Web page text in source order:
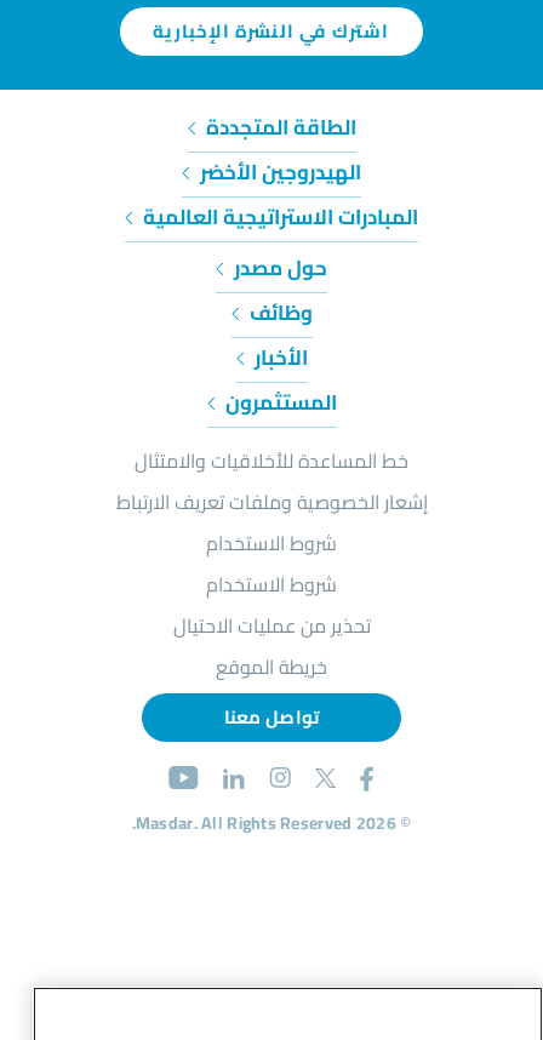
اشترك في النشرة الإخبارية
الطاقة المتجددة
الهيدروجين الأخضر
المبادرات الاستراتيجية العالمية
حول مصدر
وظائف
الأخبار
المستثمرون
خط المساعدة للأخلاقيات والامتثال
إشعار الخصوصية وملفات تعريف الارتباط
شروط الاستخدام
شروط الاستخدام
تحذير من عمليات الاحتيال
خريطة الموقع
تواصل معنا
© 2026 Masdar. All Rights Reserved.